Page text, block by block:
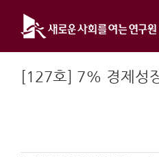
content
[127호] 7% 경제성